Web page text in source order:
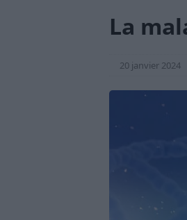
La
20 janvier 2024